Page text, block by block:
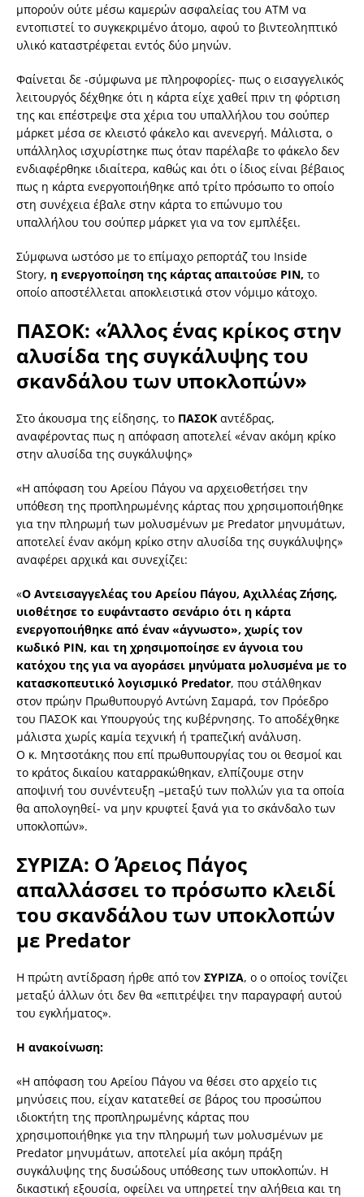
μπορούν ούτε μέσω καμερών ασφαλείας του ΑΤΜ να
εντοπιστεί το συγκεκριμένο άτομο, αφού το βιντεοληπτικό
υλικό καταστρέφεται εντός δύο μηνών.
Φαίνεται δε -σύμφωνα με πληροφορίες- πως ο εισαγγελικός
λειτουργός δέχθηκε ότι η κάρτα είχε χαθεί πριν τη φόρτιση
της και επέστρεψε στα χέρια του υπαλλήλου του σούπερ
μάρκετ μέσα σε κλειστό φάκελο και ανενεργή. Μάλιστα, ο
υπάλληλος ισχυρίστηκε πως όταν παρέλαβε το φάκελο δεν
ενδιαφέρθηκε ιδιαίτερα, καθώς και ότι ο ίδιος είναι βέβαιος
πως η κάρτα ενεργοποιήθηκε από τρίτο πρόσωπο το οποίο
στη συνέχεια έβαλε στην κάρτα το επώνυμο του
υπαλλήλου του σούπερ μάρκετ για να τον εμπλέξει.
Σύμφωνα ωστόσο με το επίμαχο ρεπορτάζ του Inside
Story, η ενεργοποίηση της κάρτας απαιτούσε PIN, το
οποίο αποστέλλεται αποκλειστικά στον νόμιμο κάτοχο.
ΠΑΣΟΚ: «Άλλος ένας κρίκος στην
αλυσίδα της συγκάλυψης του
σκανδάλου των υποκλοπών»
Στο άκουσμα της είδησης, το ΠΑΣΟΚ αντέδρας,
αναφέροντας πως η απόφαση αποτελεί «έναν ακόμη κρίκο
στην αλυσίδα της συγκάλυψης»
«Η απόφαση του Αρείου Πάγου να αρχειοθετήσει την
υπόθεση της προπληρωμένης κάρτας που χρησιμοποιήθηκε
για την πληρωμή των μολυσμένων με Predator μηνυμάτων,
αποτελεί έναν ακόμη κρίκο στην αλυσίδα της συγκάλυψης»
αναφέρει αρχικά και συνεχίζει:
«Ο Αντεισαγγελέας του Αρείου Πάγου, Αχιλλέας Ζήσης,
υιοθέτησε το ευφάνταστο σενάριο ότι η κάρτα
ενεργοποιήθηκε από έναν «άγνωστο», χωρίς τον
κωδικό PIN, και τη χρησιμοποίησε εν άγνοια του
κατόχου της για να αγοράσει μηνύματα μολυσμένα με το
κατασκοπευτικό λογισμικό Ρredator, που στάλθηκαν
στον πρώην Πρωθυπουργό Αντώνη Σαμαρά, τον Πρόεδρο
του ΠΑΣΟΚ και Υπουργούς της κυβέρνησης. Το αποδέχθηκε
μάλιστα χωρίς καμία τεχνική ή τραπεζική ανάλυση.
Ο κ. Μητσοτάκης που επί πρωθυπουργίας του οι θεσμοί και
το κράτος δικαίου καταρρακώθηκαν, ελπίζουμε στην
αποψινή του συνέντευξη –μεταξύ των πολλών για τα οποία
θα απολογηθεί- να μην κρυφτεί ξανά για το σκάνδαλο των
υποκλοπών».
ΣΥΡΙΖΑ: Ο Άρειος Πάγος
απαλλάσσει το πρόσωπο κλειδί
του σκανδάλου των υποκλοπών
με Predator
Η πρώτη αντίδραση ήρθε από τον ΣΥΡΙΖΑ, ο ο οποίος τονίζει
μεταξύ άλλων ότι δεν θα «επιτρέψει την παραγραφή αυτού
του εγκλήματος».
Η ανακοίνωση:
«Η απόφαση του Αρείου Πάγου να θέσει στο αρχείο τις
μηνύσεις που, είχαν κατατεθεί σε βάρος του προσώπου
ιδιοκτήτη της προπληρωμένης κάρτας που
χρησιμοποιήθηκε για την πληρωμή των μολυσμένων με
Predator μηνυμάτων, αποτελεί μία ακόμη πράξη
συγκάλυψης της δυσώδους υπόθεσης των υποκλοπών. Η
δικαστική εξουσία, οφείλει να υπηρετεί την αλήθεια και τη